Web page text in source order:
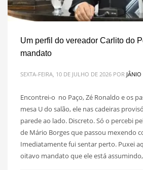
Um perfil do vereador Carlito do
mandato
SEXTA-FEIRA, 10 DE JULHO DE 2026 POR JÂNIO
Encontrei-o no Paço, Zé Ronaldo e os
mesa U do salão, ele nas cadeiras
parede ao lado. Discreto. Só o percebi
de Mário Borges que passou mexendo
Imediatamente fui sentar perto. Puxei
oitavo mandato que ele está